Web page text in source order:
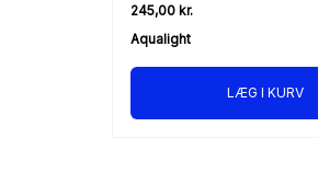
245,00 kr.
Aqualight
LÆG I KURV